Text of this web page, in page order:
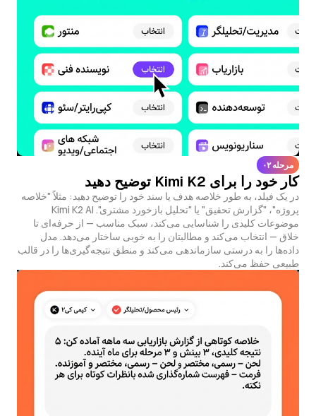
مرحله ۰۲
کار خود را برای Kimi K2 توضیح دهید
در یک فیلد، به طور خلاصه هدف یا سند خود را توضیح دهید: مثلاً "خلاصه
پروژه"، "گزارش تحقیق" یا "تحلیل بازخورد مشتری". Kimi K2 AI
موضوعات کلیدی را شناسایی می‌کند، سبک مناسب — از حرفه‌ای تا
خلاق — انتخاب می‌کند و مطالبتان را به خوبی ساختار می‌دهد. مدل
داده‌ها را به درستی سازماندهی می‌کند و منطق نتیجه‌گیری‌ها را در قالب
طبیعی حفظ می‌کند.